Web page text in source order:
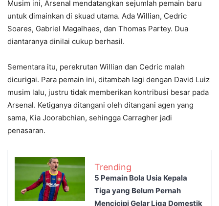
Musim ini, Arsenal mendatangkan sejumlah pemain baru
untuk dimainkan di skuad utama. Ada Willian, Cedric
Soares, Gabriel Magalhaes, dan Thomas Partey. Dua
diantaranya dinilai cukup berhasil.
Sementara itu, perekrutan Willian dan Cedric malah
dicurigai. Para pemain ini, ditambah lagi dengan David Luiz
musim lalu, justru tidak memberikan kontribusi besar pada
Arsenal. Ketiganya ditangani oleh ditangani agen yang
sama, Kia Joorabchian, sehingga Carragher jadi
penasaran.
Trending
5 Pemain Bola Usia Kepala
Tiga yang Belum Pernah
Mencicipi Gelar Liga Domestik